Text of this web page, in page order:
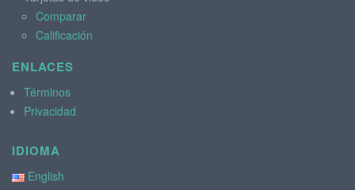
Comparar
Calificación
ENLACES
Términos
Privacidad
IDIOMA
English